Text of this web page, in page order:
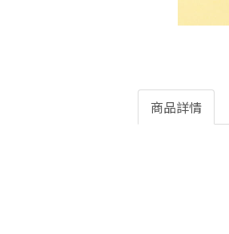
商品詳情